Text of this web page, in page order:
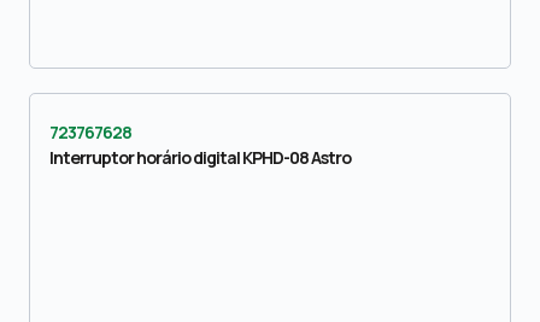
723767628
Interruptor horário digital KPHD-08 Astro